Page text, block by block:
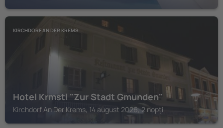
KIRCHDORF AN DER KREMS
Hotel Krmstl "Zur Stadt Gmunden"
Kirchdorf An Der Krems, 14 august 2026, 2 nopți